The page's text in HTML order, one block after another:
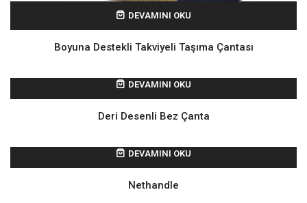
DEVAMINI OKU
Boyuna Destekli Takviyeli Taşıma Çantası
DEVAMINI OKU
Deri Desenli Bez Çanta
DEVAMINI OKU
Nethandle